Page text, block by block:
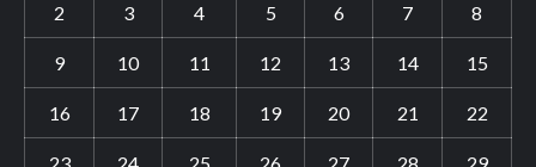
2 3 4 5 6 7 8
9 10 11 12 13 14 15
16 17 18 19 20 21 22